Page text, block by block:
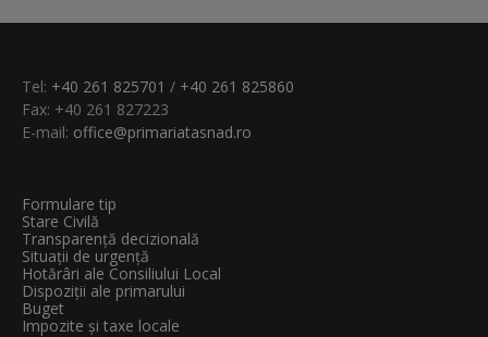
Tel: +40 261 825701 / +40 261 825860
Fax: +40 261 827223
E-mail: office@primariatasnad.ro
Formulare tip
Stare Civilă
Transparenţă decizională
Situații de urgență
Hotărâri ale Consiliului Local
Dispoziții ale primarului
Buget
Impozite și taxe locale